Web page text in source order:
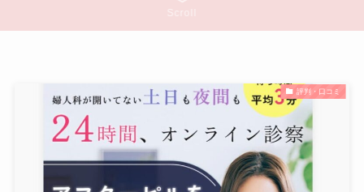
評判・口コミ